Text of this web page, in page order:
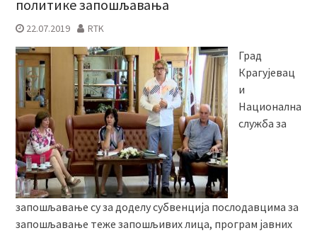
политике запошљавања
22.07.2019 RTK
Град
Крагујевац
и
Национална
служба за
запошљавање су за доделу субвенција послодавцима за
запошљавање теже запошљивих лица, програм јавних